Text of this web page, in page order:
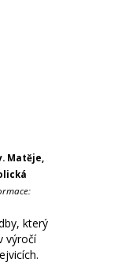
Matěje,
který
výročí